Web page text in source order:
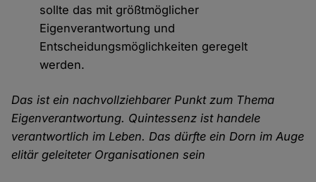
sollte das mit größtmöglicher
Eigenverantwortung und
Entscheidungsmöglichkeiten geregelt
werden.
Das ist ein nachvollziehbarer Punkt zum Thema
Eigenverantwortung. Quintessenz ist handele
verantwortlich im Leben. Das dürfte ein Dorn im Auge
elitär geleiteter Organisationen sein